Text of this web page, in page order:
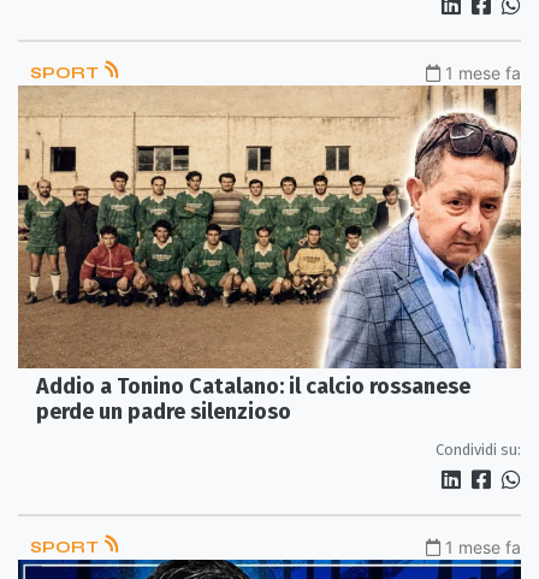
SPORT 1 mese fa
Addio a Tonino Catalano: il calcio rossanese
perde un padre silenzioso
Condividi su:
SPORT 1 mese fa